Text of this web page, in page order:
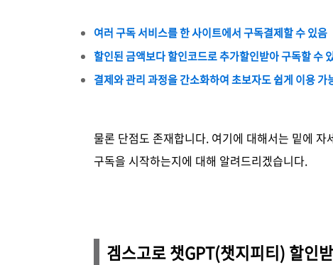
여러 구독 서비스를 한 사이트에서 구독결제할 수 있음
할인된 금액보다 할인코드로 추가할인받아 구독할 수
결제와 관리 과정을 간소화하여 초보자도 쉽게 이용 가
물론 단점도 존재합니다. 여기에 대해서는 밑에
구독을 시작하는지에 대해 알려드리겠습니다.
겜스고로 챗GPT(챗지피티) 할인